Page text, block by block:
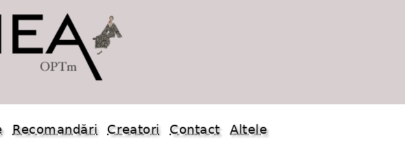
Recomandări Creatori Contact Altele